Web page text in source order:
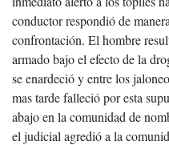
conductor respondió de
confrontación. El hombre
armado bajo el efecto de la
se enardeció y entre los
mas tarde falleció por esta
abajo en la comunidad de
el judicial agredió a la